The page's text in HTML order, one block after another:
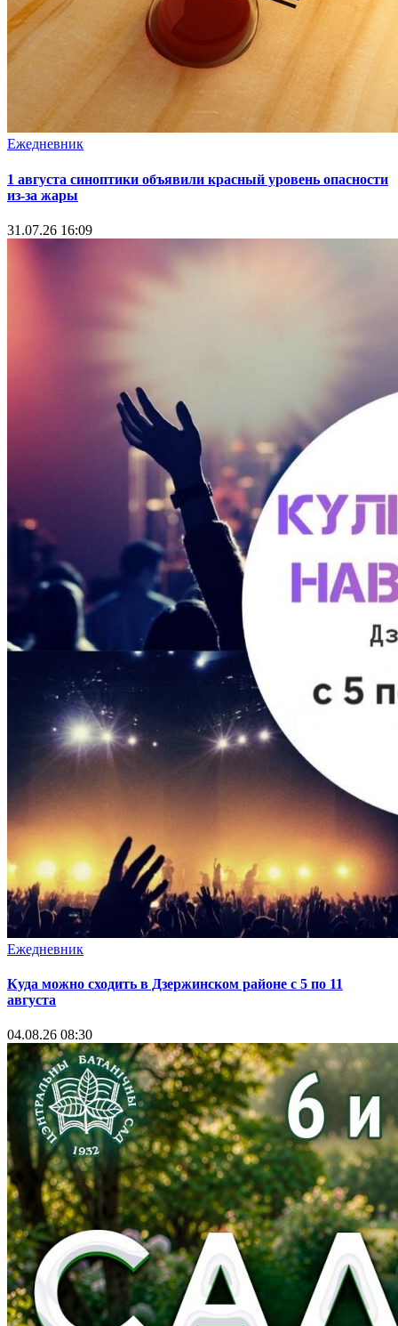
Ежедневник
1 августа синоптики объявили красный уровень опасности
из-за жары
31.07.26 16:09
Ежедневник
Куда можно сходить в Дзержинском районе с 5 по 11
августа
04.08.26 08:30